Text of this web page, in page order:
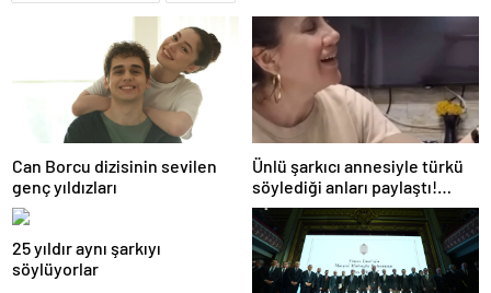
Can Borcu dizisinin sevilen
genç yıldızları
Ünlü şarkıcı annesiyle türkü
söylediği anları paylaştı!
Sosyal medya yıkıldı…
25 yıldır aynı şarkıyı
söylüyorlar